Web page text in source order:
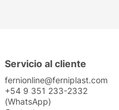
Servicio al cliente
fernionline@ferniplast.com
+54 9 351 233-2332
(WhatsApp)